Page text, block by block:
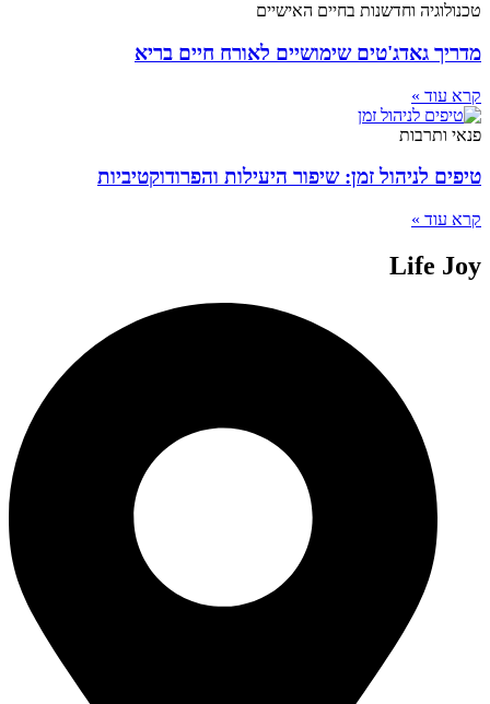
טכנולוגיה וחדשנות בחיים האישיים
מדריך גאדג'טים שימושיים לאורח חיים בריא
קרא עוד »
פנאי ותרבות
טיפים לניהול זמן: שיפור היעילות והפרודוקטיביות
קרא עוד »
Life Joy